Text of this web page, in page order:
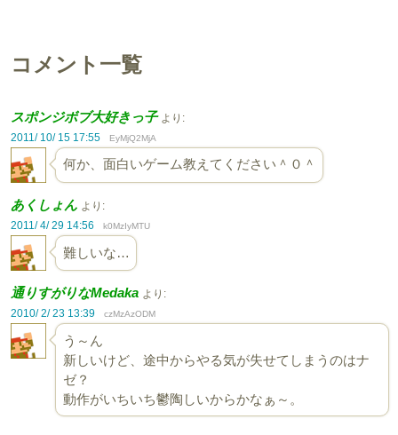
コメント一覧
スポンジボブ大好きっ子 より:
2011/ 10/ 15 17:55
EyMjQ2MjA
何か、面白いゲーム教えてください＾０＾
あくしょん より:
2011/ 4/ 29 14:56
k0MzIyMTU
難しいな…
通りすがりなMedaka より:
2010/ 2/ 23 13:39
czMzAzODM
う～ん
新しいけど、途中からやる気が失せてしまうのはナ
ゼ？
動作がいちいち鬱陶しいからかなぁ～。